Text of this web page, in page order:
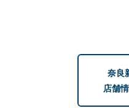
奈良
店舗